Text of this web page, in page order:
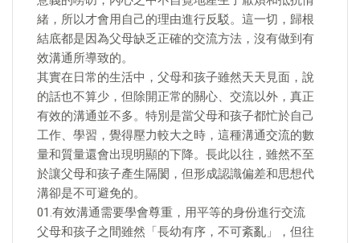
緒，所以才會用自己的理由進行反駁。這一切，歸根
結底都是因為父母缺乏正確的交流方法，沒有做到有
效溝通所導致的。
其實在日常的生活中，父母和孩子雖然天天見面，說
的話也不算少，但除開正常的關心、交流以外，真正
有效的溝通並不多。特別是當父母和孩子都忙於自己
工作、學習，覺得壓力較大之時，這種溝通交流的數
量和質量還會出現明顯的下降。長此以往，雖然不至
於讓父母和孩子產生隔閡，但形成認識偏差和思想代
溝卻是不可避免的。
01.有效溝通需要學會尊重，用平等的身份進行交流
父母和孩子之間雖然「長幼有序，不可紊亂」，但往